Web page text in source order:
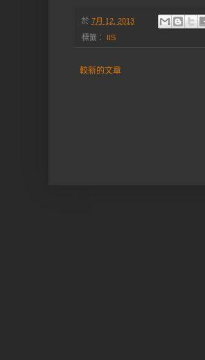
於 7月 12, 2013
標籤： IIS
較新的文章